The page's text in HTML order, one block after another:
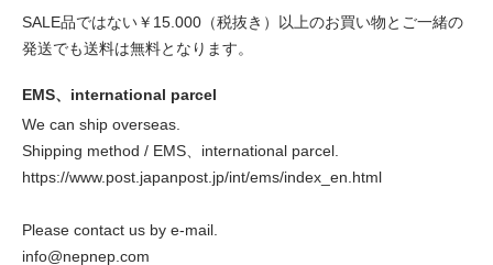
SALE品ではない￥15.000（税抜き）以上のお買い物とご一緒の
発送でも送料は無料となります。
EMS、international parcel
We can ship overseas.
Shipping method / EMS、international parcel.
https://www.post.japanpost.jp/int/ems/index_en.html
Please contact us by e-mail.
info@nepnep.com